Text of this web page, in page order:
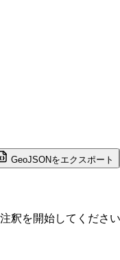
GeoJSONをエクスポート
釈を開始してください